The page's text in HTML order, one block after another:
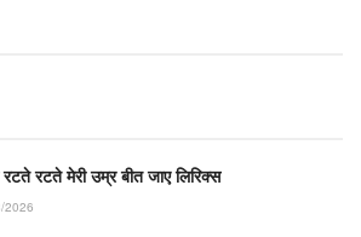
रटते मेरी उम्र बीत जाए लिरिक्स
2026